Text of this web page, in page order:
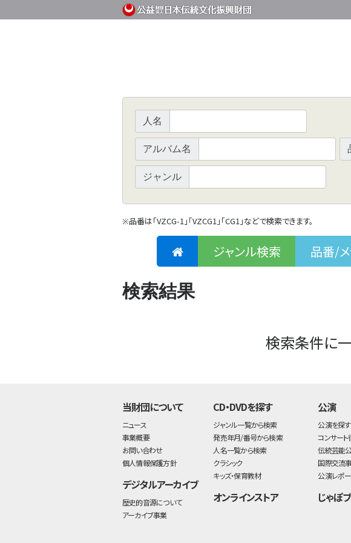
人名
アルバム名
ジャンル
※品番は「VZCG-1」「VZCG1」「CG1」などで検索できます。
ジャンル検索 品番/
検索結果
検索条件に
当財団について
ニュース
事業概要
お問い合わせ
個人情報保護方針
デジタルアーカイブ
歴史的音源について
アーカイブ事業
CD・DVDを探す
ジャンル一覧から検索
発売年月/番号から検索
人名一覧から検索
クラシック
キッズ・保育教材
オンラインストア
公演
公演を探す
コンサー
伝統芸能
国際交流
公演レポ
じゃぽ